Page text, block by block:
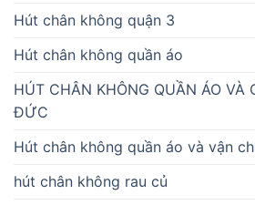
Hút chân không quận 3
Hút chân không quần áo
HÚT CHÂN KHÔNG QUẦN ÁO VÀ
ĐỨC
Hút chân không quần áo và vận
hút chân không rau củ